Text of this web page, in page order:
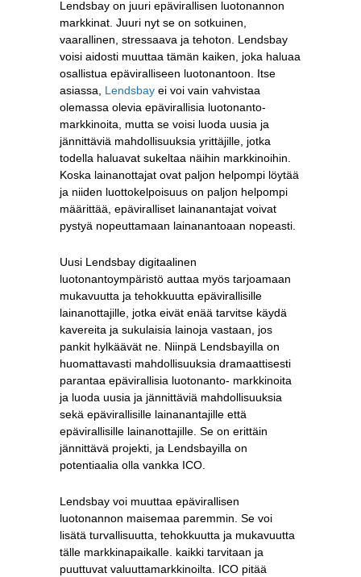
Lendsbay on juuri epävirallisen luotonannon
markkinat. Juuri nyt se on sotkuinen,
vaarallinen, stressaava ja tehoton. Lendsbay
voisi aidosti muuttaa tämän kaiken, joka haluaa
osallistua epäviralliseen luotonantoon. Itse
asiassa, Lendsbay ei voi vain vahvistaa
olemassa olevia epävirallisia luotonanto-
markkinoita, mutta se voisi luoda uusia ja
jännittäviä mahdollisuuksia yrittäjille, jotka
todella haluavat sukeltaa näihin markkinoihin.
Koska lainanottajat ovat paljon helpompi löytää
ja niiden luottokelpoisuus on paljon helpompi
määrittää, epäviralliset lainanantajat voivat
pystyä nopeuttamaan lainanantoaan nopeasti.
Uusi Lendsbay digitaalinen
luotonantoympäristö auttaa myös tarjoamaan
mukavuutta ja tehokkuutta epävirallisille
lainanottajille, jotka eivät enää tarvitse käydä
kavereita ja sukulaisia ​​lainoja vastaan, jos
pankit hylkäävät ne. Niinpä Lendsbayilla on
huomattavasti mahdollisuuksia dramaattisesti
parantaa epävirallisia luotonanto- markkinoita
ja luoda uusia ja jännittäviä mahdollisuuksia
sekä epävirallisille lainanantajille että
epävirallisille lainanottajille. Se on erittäin
jännittävä projekti, ja Lendsbayilla on
potentiaalia olla vankka ICO.
Lendsbay voi muuttaa epävirallisen
luotonannon maisemaa paremmin. Se voi
lisätä turvallisuutta, tehokkuutta ja mukavuutta
tälle markkinapaikalle. kaikki tarvitaan ja
puuttuvat valuuttamarkkinoilta. ICO pitää